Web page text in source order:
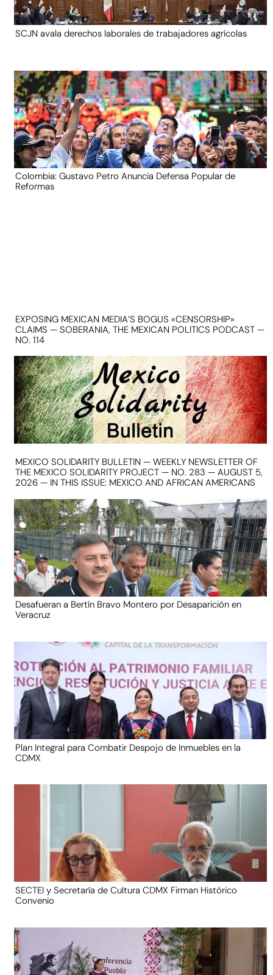
SCJN avala derechos laborales de trabajadores agrícolas
Colombia: Gustavo Petro Anuncia Defensa Popular de
Reformas
EXPOSING MEXICAN MEDIA’S BOGUS «CENSORSHIP»
CLAIMS — SOBERANIA, THE MEXICAN POLITICS PODCAST —
NO. 114
MEXICO SOLIDARITY BULLETIN — WEEKLY NEWSLETTER OF
THE MEXICO SOLIDARITY PROJECT — NO. 283 — AUGUST 5,
2026 — IN THIS ISSUE: MEXICO AND AFRICAN AMERICANS
Desafueran a Bertín Bravo Montero por Desaparición en
Veracruz
Plan Integral para Combatir Despojo de Inmuebles en la
CDMX
SECTEI y Secretaría de Cultura CDMX Firman Histórico
Convenio